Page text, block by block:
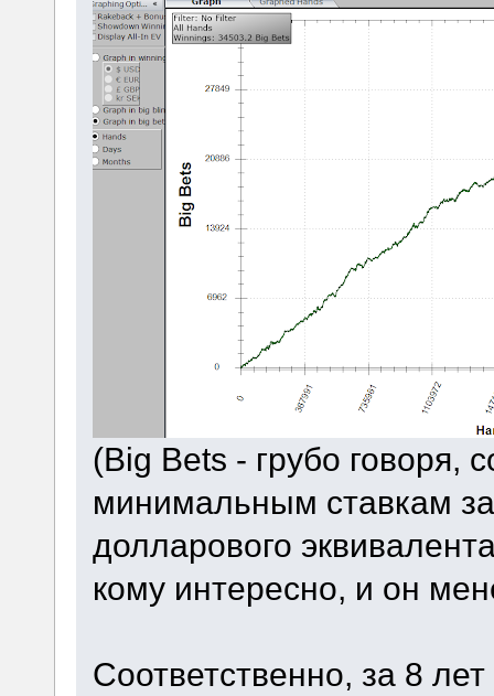
(Big Bets - грубо говоря,
минимальным ставкам
долларового
кому интересно, и он
Соответственно, за 8